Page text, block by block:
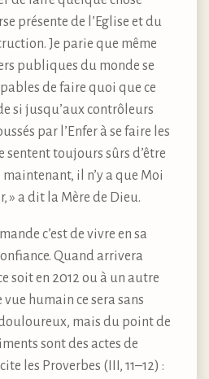
présente de l’Eglise et du
Je parie que même
publiques du monde se
de faire quoi que ce
si jusqu’aux contrôleurs
par l’Enfer à se faire les
sentent toujours sûrs d’être
il n’y a que Moi
» a dit la Mère de Dieu.
c’est de vivre en sa
Quand arrivera
soit en 2012 ou à un autre
humain ce sera sans
mais du point de
sont des actes de
les Proverbes (III, 11–12) :